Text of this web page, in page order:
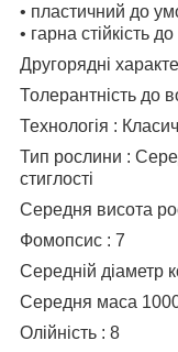
• пластичний до
• гарна стійкість
Другорядні
Толерантність до
Технологія :
Тип рослини :
стиглості
Середня висота
Фомопсис : 7
Середній діаметр
Середня маса
Олійність : 8